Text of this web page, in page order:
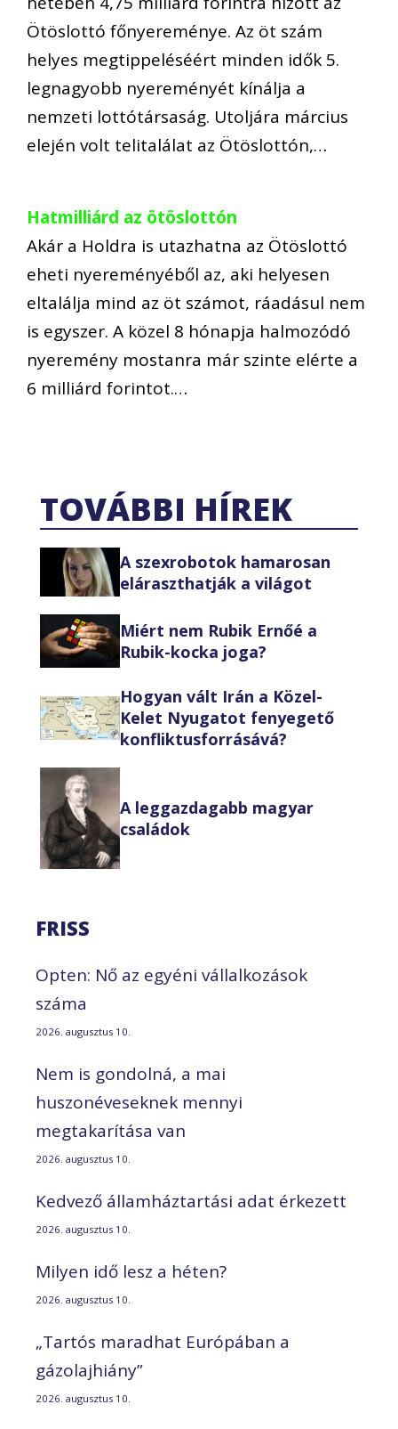
Ötöslottó főnyereménye. Az öt szám
helyes megtippeléséért minden idők 5.
legnagyobb nyereményét kínálja a
nemzeti lottótársaság. Utoljára március
elején volt telitalálat az Ötöslottón,…
Hatmilliárd az ötöslottón
Akár a Holdra is utazhatna az Ötöslottó
eheti nyereményéből az, aki helyesen
eltalálja mind az öt számot, ráadásul nem
is egyszer. A közel 8 hónapja halmozódó
nyeremény mostanra már szinte elérte a
6 milliárd forintot.…
TOVÁBBI HÍREK
A szexrobotok hamarosan
eláraszthatják a világot
Miért nem Rubik Ernőé a
Rubik-kocka joga?
Hogyan vált Irán a Közel-
Kelet Nyugatot fenyegető
konfliktusforrásává?
A leggazdagabb magyar
családok
FRISS
Opten: Nő az egyéni vállalkozások
száma
2026. augusztus 10.
Nem is gondolná, a mai
huszonéveseknek mennyi
megtakarítása van
2026. augusztus 10.
Kedvező államháztartási adat érkezett
2026. augusztus 10.
Milyen idő lesz a héten?
2026. augusztus 10.
„Tartós maradhat Európában a
gázolajhiány”
2026. augusztus 10.